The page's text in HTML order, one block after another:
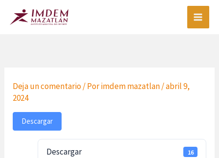
Deja un comentario/ Porimdem mazatlan/abril 9,
2024
Descargar
Descargar 16